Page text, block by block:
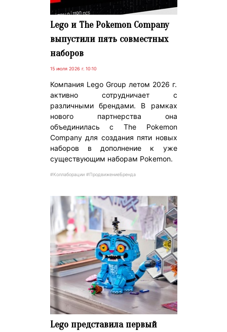
Lego и The Pokemon Company
выпустили пять совместных
наборов
15 июля 2026 г. 10:10
Компания Lego Group летом 2026 г.
активно сотрудничает с
различными брендами. В рамках
нового партнерства она
объединилась с The Pokemon
Company для создания пяти новых
наборов в дополнение к уже
существующим наборам Pokemon.
#Коллаборации #ПродвижениеБренда
Lego представила первый